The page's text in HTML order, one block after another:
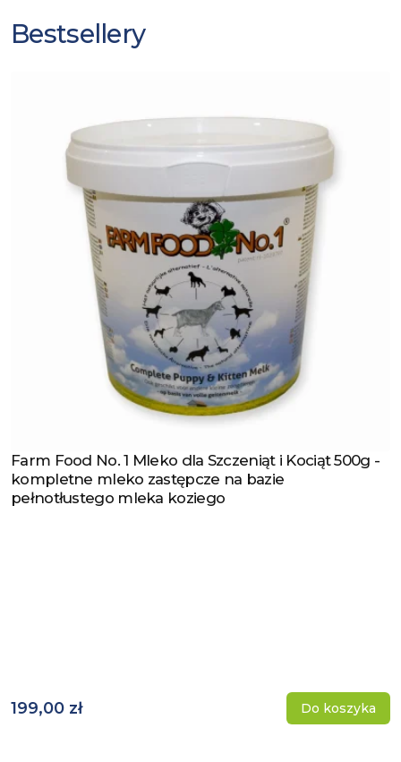
Bestsellery
Zobacz produkt
Farm Food No. 1 Mleko dla Szczeniąt i Kociąt 500g -
kompletne mleko zastępcze na bazie
pełnotłustego mleka koziego
199,00 zł Do koszyka